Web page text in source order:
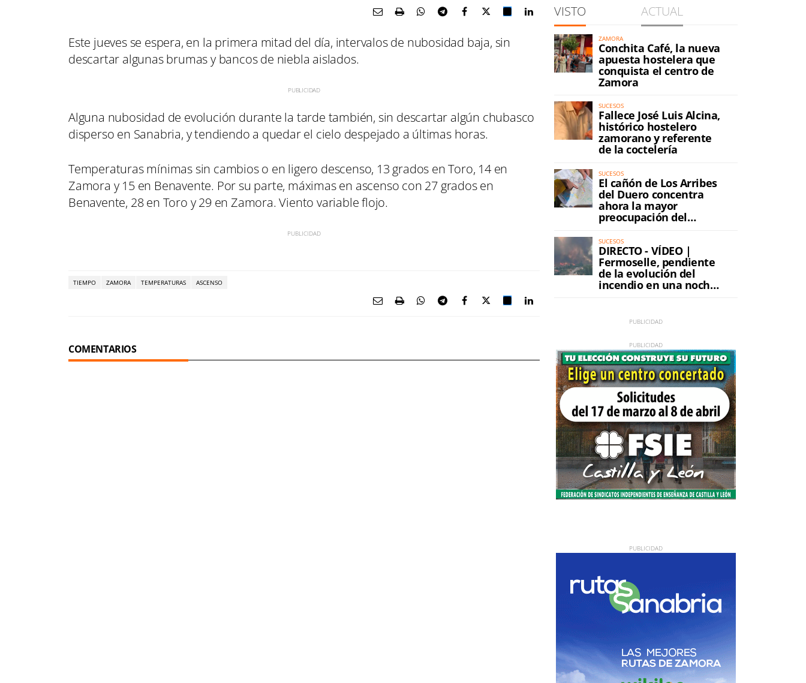
Este jueves se espera, en la primera mitad del día, intervalos de nubosidad baja, sin
descartar algunas brumas y bancos de niebla aislados.
Alguna nubosidad de evolución durante la tarde también, sin descartar algún chubasco
disperso en Sanabria, y tendiendo a quedar el cielo despejado a últimas horas.
Temperaturas mínimas sin cambios o en ligero descenso, 13 grados en Toro, 14 en
Zamora y 15 en Benavente. Por su parte, máximas en ascenso con 27 grados en
Benavente, 28 en Toro y 29 en Zamora. Viento variable flojo.
TIEMPO ZAMORA TEMPERATURAS ASCENSO
COMENTARIOS
VISTO ACTUAL
ZAMORA
Conchita Café, la nueva
apuesta hostelera que
conquista el centro de
Zamora
SUCESOS
Fallece José Luis Alcina,
histórico hostelero
zamorano y referente
de la coctelería
SUCESOS
El cañón de Los Arribes
del Duero concentra
ahora la mayor
preocupación del
incendio
SUCESOS
DIRECTO - VÍDEO |
Fermoselle, pendiente
de la evolución del
incendio en una noche